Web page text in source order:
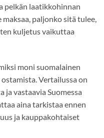
pelkän laatikkohinnan
paljonko sitä tulee,
kuljetus vaikuttaa
moni suomalainen
Vertailussa on
vastaavia Suomessa
aina tarkistaa ennen
ja kauppakohtaiset